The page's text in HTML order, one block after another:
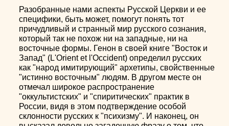
Разобранные нами аспекты Русской Церкви и ее
специфики, быть может, помогут понять тот
причудливый и странный мир русского сознания,
который так не похож ни на западные, ни на
восточные формы. Генон в своей книге "Восток и
Запад" (L'Orient et l'Occident) определил русских
как "народ имитирующий" архетипы, свойственные
"истинно восточным" людям. В другом месте он
отмечал широкое распространение
"оккультистских" и "спиритических" практик в
России, видя в этом подтверждение особой
склонности русских к "психизму". И наконец, он